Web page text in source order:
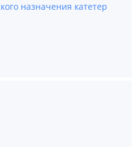
назначения катетер